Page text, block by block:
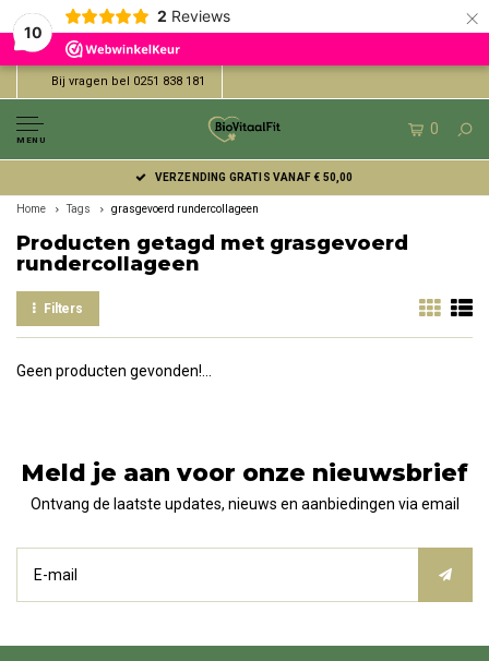
10
2 Reviews ×
Bij vragen bel 0251 838 181
MENU
0
VERZENDING GRATIS VANAF € 50,00
Home Tags grasgevoerd rundercollageen
Producten getagd met grasgevoerd
rundercollageen
Filters
Geen producten gevonden!...
Meld je aan voor onze nieuwsbrief
Ontvang de laatste updates, nieuws en aanbiedingen via email